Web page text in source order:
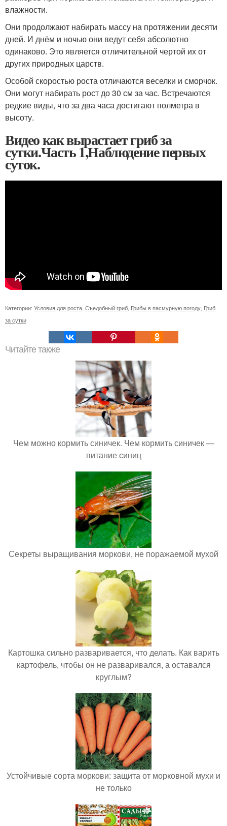
влажности.
Они продолжают набирать массу на протяжении десяти
дней. И днём и ночью они ведут себя абсолютно
одинаково. Это является отличительной чертой их от
других природных царств.
Особой скоростью роста отличаются веселки и сморчок.
Они могут набирать рост до 30 см за час. Встречаются
редкие виды, что за два часа достигают полметра в
высоту.
Видео как вырастает гриб за
сутки.Часть 1,Наблюдение первых
суток.
Категории: Условия для роста Съедобный гриб Грибы в пасмурную погоду Гриб
за сутки
Читайте также
Чем можно кормить синичек. Чем кормить синичек —
питание синиц
Секреты выращивания моркови, не поражаемой мухой
Картошка сильно разваривается, что делать. Как варить
картофель, чтобы он не разваривался, а оставался
круглым?
Устойчивые сорта моркови: защита от морковной мухи и
не только